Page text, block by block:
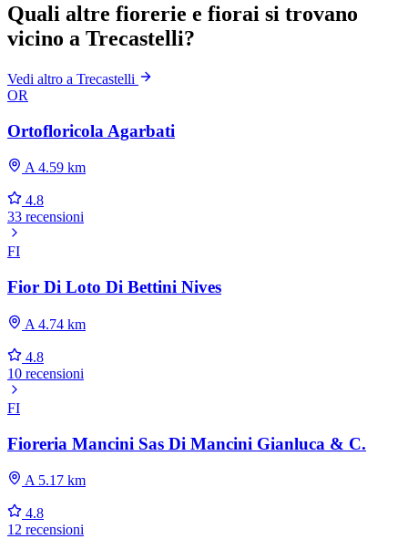
Quali altre fiorerie e fiorai si trovano
vicino a Trecastelli?
Vedi altro a Trecastelli
OR
Ortofloricola Agarbati
A 4.59 km
4.8
33 recensioni
FI
Fior Di Loto Di Bettini Nives
A 4.74 km
4.8
10 recensioni
FI
Fioreria Mancini Sas Di Mancini Gianluca & C.
A 5.17 km
4.8
12 recensioni